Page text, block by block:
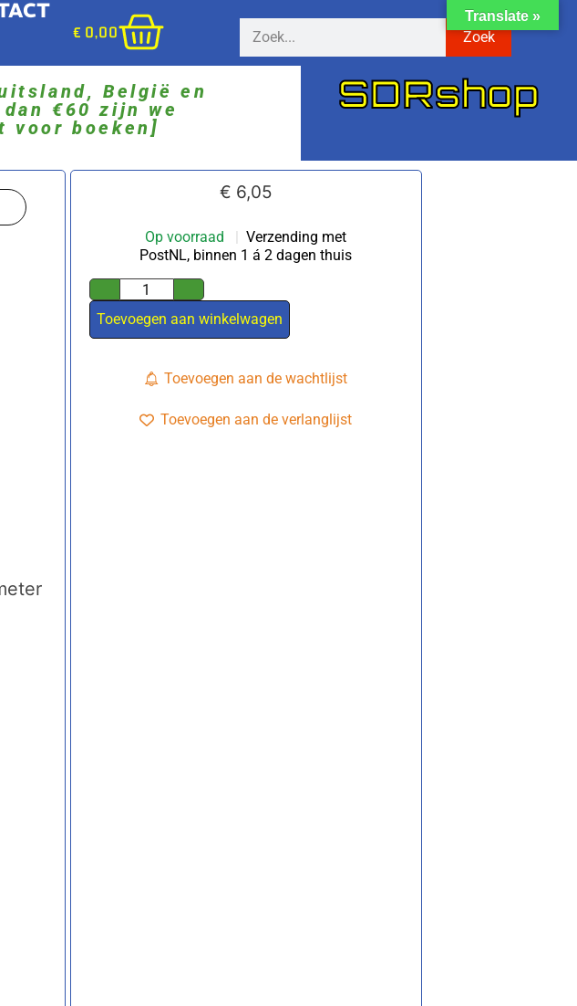
€ 0,00 Zoek
België en
€60 zijn we
voor boeken]
SDRshop
€ 6,05
Op voorraad
Verzending met
PostNL, binnen 1 á 2 dagen thuis
Toevoegen aan winkelwagen
Toevoegen aan de wachtlijst
Toevoegen aan de verlanglijst
Translate »